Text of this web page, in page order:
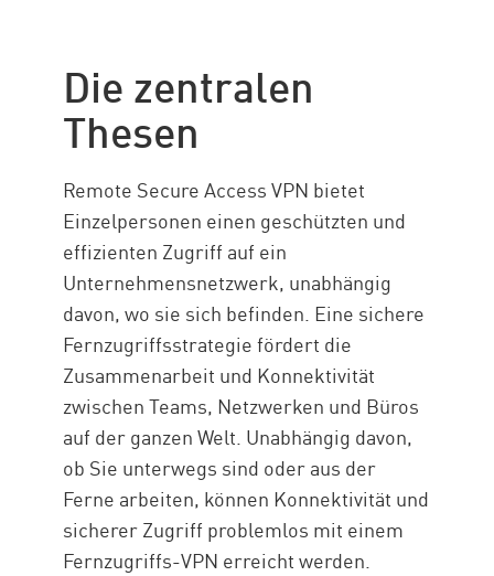
Die zentralen
Thesen
Remote Secure Access VPN bietet
Einzelpersonen einen geschützten und
effizienten Zugriff auf ein
Unternehmensnetzwerk, unabhängig
davon, wo sie sich befinden. Eine sichere
Fernzugriffsstrategie fördert die
Zusammenarbeit und Konnektivität
zwischen Teams, Netzwerken und Büros
auf der ganzen Welt. Unabhängig davon,
ob Sie unterwegs sind oder aus der
Ferne arbeiten, können Konnektivität und
sicherer Zugriff problemlos mit einem
Fernzugriffs-VPN erreicht werden.